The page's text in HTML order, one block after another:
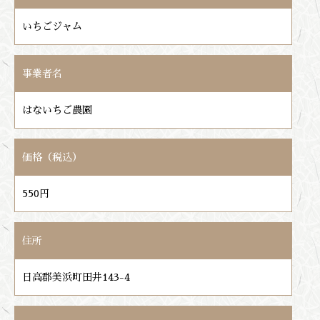
いちごジャム
事業者名
はないちご農園
価格（税込）
550円
住所
日高郡美浜町田井143-4